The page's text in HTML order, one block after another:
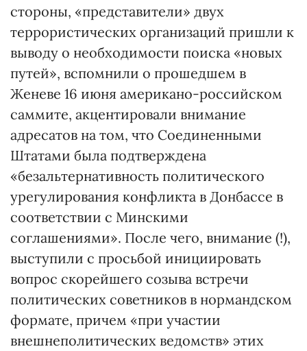
стороны, «представители» двух
террористических организаций пришли к
выводу о необходимости поиска «новых
путей», вспомнили о прошедшем в
Женеве 16 июня американо-российском
саммите, акцентировали внимание
адресатов на том, что Соединенными
Штатами была подтверждена
«безальтернативность политического
урегулирования конфликта в Донбассе в
соответствии с Минскими
соглашениями». После чего, внимание (!),
выступили с просьбой инициировать
вопрос скорейшего созыва встречи
политических советников в нормандском
формате, причем «при участии
внешнеполитических ведомств» этих